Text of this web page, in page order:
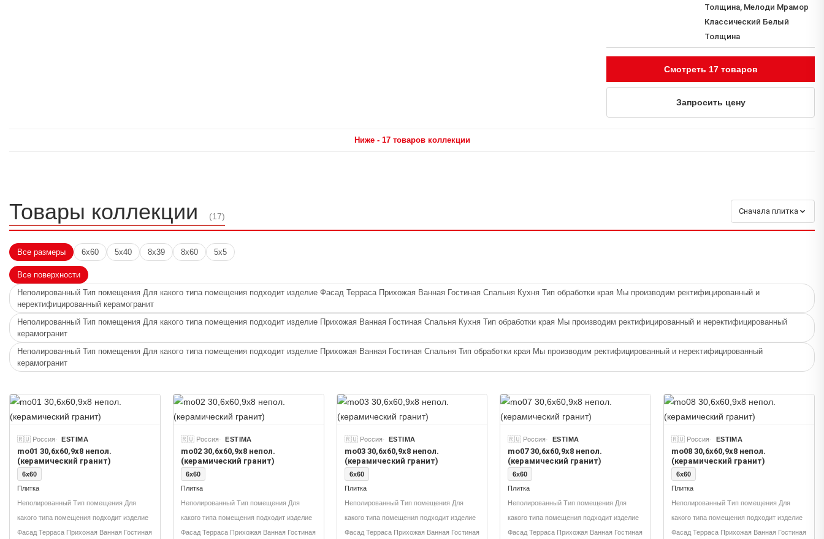
Толщина, Мелоди Мрамор
Классический Белый
Толщина
Смотреть 17 товаров
Запросить цену
Ниже - 17 товаров коллекции
Товары коллекции (17) Сначала плитка
Все размеры 6x60 5x40 8x39 8x60 5x5
Все поверхности
Неполированный Тип помещения Для какого типа помещения подходит изделие Фасад Терраса Прихожая Ванная Гостиная Спальня Кухня Тип обработки края Мы производим ректифицированный и
неректифицированный керамогранит
Неполированный Тип помещения Для какого типа помещения подходит изделие Прихожая Ванная Гостиная Спальня Кухня Тип обработки края Мы производим ректифицированный и неректифицированный
керамогранит
Неполированный Тип помещения Для какого типа помещения подходит изделие Прихожая Ванная Гостиная Спальня Тип обработки края Мы производим ректифицированный и неректифицированный
керамогранит
🇷🇺 Россия ESTIMA
mo01 30,6x60,9x8 непол.
(керамический гранит)
6x60
Плитка
Неполированный Тип помещения Для
какого типа помещения подходит изделие
Фасад Терраса Прихожая Ванная Гостиная
🇷🇺 Россия ESTIMA
mo02 30,6x60,9x8 непол.
(керамический гранит)
6x60
Плитка
Неполированный Тип помещения Для
какого типа помещения подходит изделие
Фасад Терраса Прихожая Ванная Гостиная
🇷🇺 Россия ESTIMA
mo03 30,6x60,9x8 непол.
(керамический гранит)
6x60
Плитка
Неполированный Тип помещения Для
какого типа помещения подходит изделие
Фасад Терраса Прихожая Ванная Гостиная
🇷🇺 Россия ESTIMA
mo07 30,6x60,9x8 непол.
(керамический гранит)
6x60
Плитка
Неполированный Тип помещения Для
какого типа помещения подходит изделие
Фасад Терраса Прихожая Ванная Гостиная
🇷🇺 Россия ESTIMA
mo08 30,6x60,9x8 непол.
(керамический гранит)
6x60
Плитка
Неполированный Тип помещения Для
какого типа помещения подходит изделие
Фасад Терраса Прихожая Ванная Гостиная